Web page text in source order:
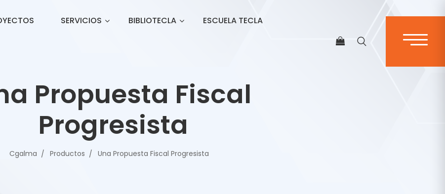
SERVICIOS BIBLIOTECLA ESCUELA TECLA
Propuesta Fiscal
Progresista
Cgalma Productos Una Propuesta Fiscal Progresista